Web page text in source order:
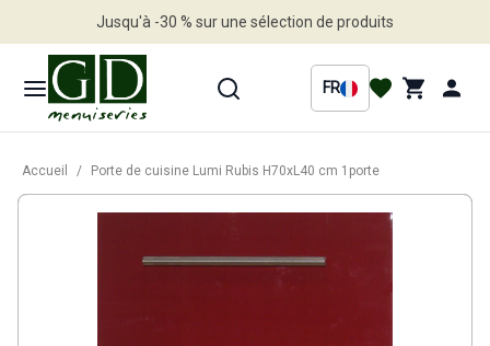
Jusqu'à -30 % sur une sélection de produits
FR
Accueil / Porte de cuisine Lumi Rubis H70xL40 cm 1porte